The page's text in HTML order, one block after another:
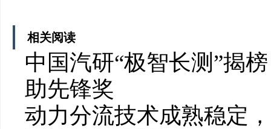
相关阅读
中国汽研“极智长测”揭
助先锋奖
动力分流技术成熟稳定